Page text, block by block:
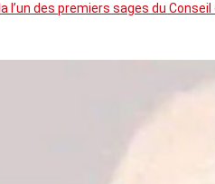
l’un des premiers sages du